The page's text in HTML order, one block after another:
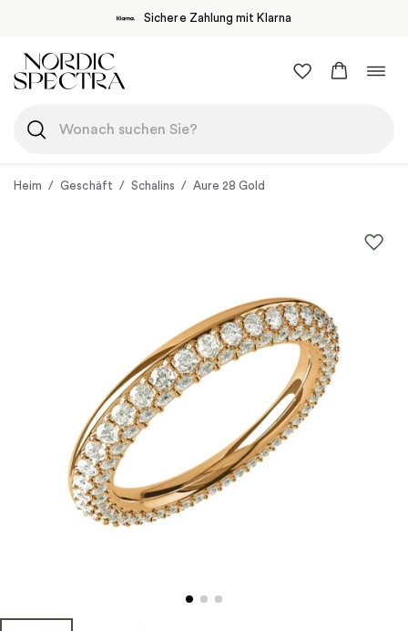
Sichere Zahlung mit Klarna
Inhalt
springen
Heim / Geschäft / Schalins / Aure 28 Gold